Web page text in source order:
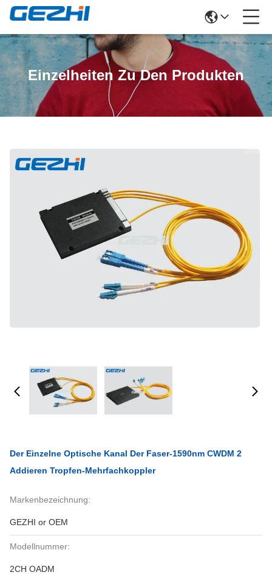
Einzelheiten Zu Den Produkten
Der Einzelne Optische Kanal Der Faser-1590nm CWDM 2
Addieren Tropfen-Mehrfachkoppler
Markenbezeichnung:
GEZHI or OEM
Modellnummer:
2CH OADM